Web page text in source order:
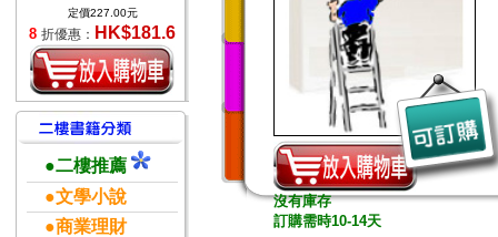
定價227.00元
8 折優惠： HK$181.6
●二樓推薦
●文學小說
●商業理財
沒有庫存
訂購需時10-14天